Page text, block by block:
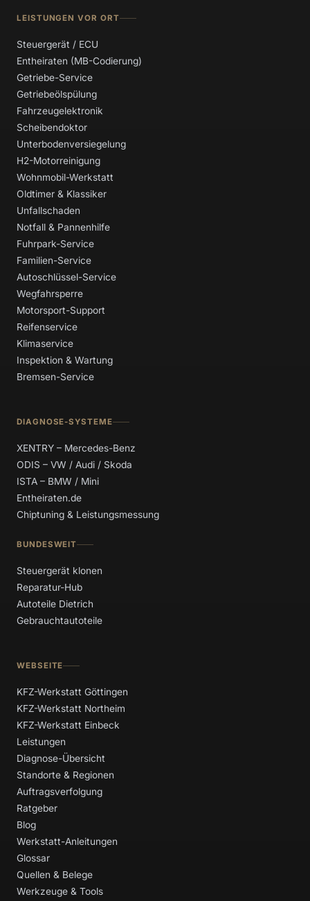
LEISTUNGEN VOR ORT
Steuergerät / ECU
Entheiraten (MB-Codierung)
Getriebe-Service
Getriebeölspülung
Fahrzeugelektronik
Scheibendoktor
Unterbodenversiegelung
H2-Motorreinigung
Wohnmobil-Werkstatt
Oldtimer & Klassiker
Unfallschaden
Notfall & Pannenhilfe
Fuhrpark-Service
Familien-Service
Autoschlüssel-Service
Wegfahrsperre
Motorsport-Support
Reifenservice
Klimaservice
Inspektion & Wartung
Bremsen-Service
DIAGNOSE-SYSTEME
XENTRY – Mercedes-Benz
ODIS – VW / Audi / Skoda
ISTA – BMW / Mini
Entheiraten.de
Chiptuning & Leistungsmessung
BUNDESWEIT
Steuergerät klonen
Reparatur-Hub
Autoteile Dietrich
Gebrauchtautoteile
WEBSEITE
KFZ-Werkstatt Göttingen
KFZ-Werkstatt Northeim
KFZ-Werkstatt Einbeck
Leistungen
Diagnose-Übersicht
Standorte & Regionen
Auftragsverfolgung
Ratgeber
Blog
Werkstatt-Anleitungen
Glossar
Quellen & Belege
Werkzeuge & Tools